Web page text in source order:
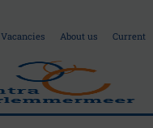
Vacancies About us Current